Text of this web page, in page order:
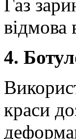
Газ
відмова
4.
краси